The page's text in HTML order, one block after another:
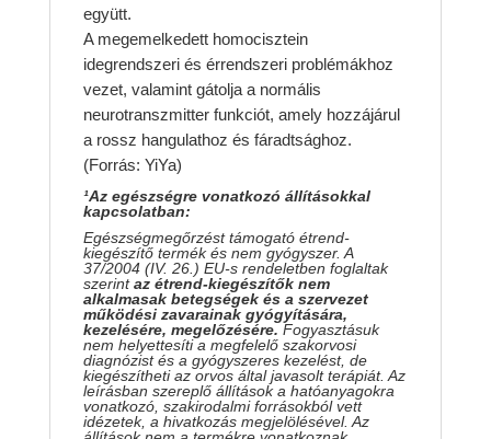
együtt.
A megemelkedett homocisztein
idegrendszeri és érrendszeri problémákhoz
vezet, valamint gátolja a normális
neurotranszmitter funkciót, amely hozzájárul
a rossz hangulathoz és fáradtsághoz.
(Forrás: YiYa)
¹Az egészségre vonatkozó állításokkal
kapcsolatban:
Egészségmegőrzést támogató étrend-
kiegészítő termék és nem gyógyszer. A
37/2004 (IV. 26.) EU-s rendeletben foglaltak
szerintaz étrend-kiegészítők nem
alkalmasak betegségek és a szervezet
működési zavarainak gyógyítására,
kezelésére, megelőzésére. Fogyasztásuk
nem helyettesíti a megfelelő szakorvosi
diagnózist és a gyógyszeres kezelést, de
kiegészítheti az orvos által javasolt terápiát. Az
leírásban szereplő állítások a hatóanyagokra
vonatkozó, szakirodalmi forrásokból vett
idézetek, a hivatkozás megjelölésével. Az